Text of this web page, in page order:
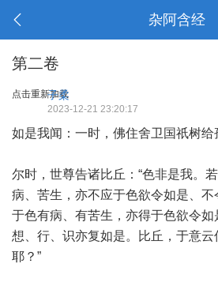
杂阿含经
第二卷
点击重新加载
子柔
2023-12-21 23:20:17
如是我闻：一时，佛住舍卫国祇树给
尔时，世尊告诸比丘：“色非是我。
病、苦生，亦不应于色欲令如是、不
于色有病、有苦生，亦得于色欲令如
想、行、识亦复如是。比丘，于意云
耶？”